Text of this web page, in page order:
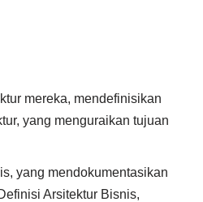
mereka, mendefinisikan
yang menguraikan tujuan
yang mendokumentasikan
Arsitektur Bisnis,